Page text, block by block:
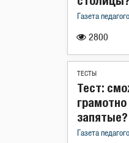
2800
Газета
ТЕСТЫ
Тест:
запятые?
Газета